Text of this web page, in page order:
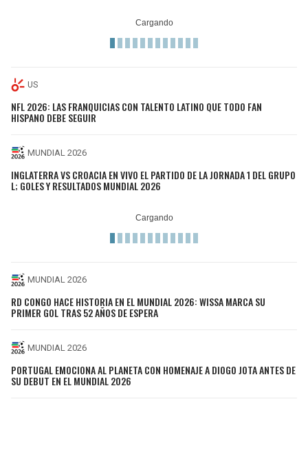
US
NFL 2026: LAS FRANQUICIAS CON TALENTO LATINO QUE TODO FAN
HISPANO DEBE SEGUIR
MUNDIAL 2026
INGLATERRA VS CROACIA EN VIVO EL PARTIDO DE LA JORNADA 1 DEL GRUPO
L; GOLES Y RESULTADOS MUNDIAL 2026
MUNDIAL 2026
RD CONGO HACE HISTORIA EN EL MUNDIAL 2026: WISSA MARCA SU
PRIMER GOL TRAS 52 AÑOS DE ESPERA
MUNDIAL 2026
PORTUGAL EMOCIONA AL PLANETA CON HOMENAJE A DIOGO JOTA ANTES DE
SU DEBUT EN EL MUNDIAL 2026